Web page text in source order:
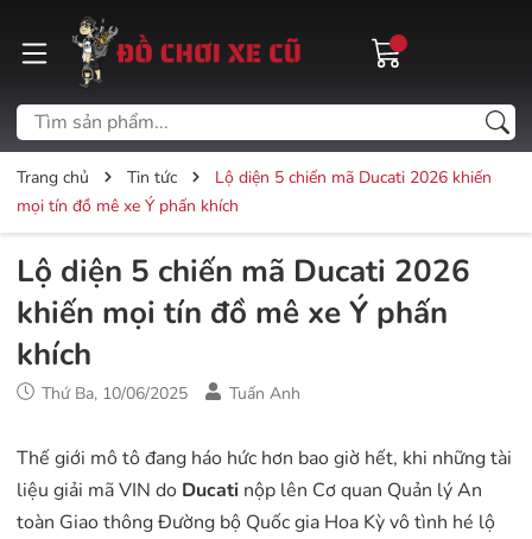
Trang chủ Tin tức
Lộ diện 5 chiến mã Ducati 2026 khiến
mọi tín đồ mê xe Ý phấn khích
Lộ diện 5 chiến mã Ducati 2026
khiến mọi tín đồ mê xe Ý phấn
khích
Thứ Ba, 10/06/2025 Tuấn Anh
Thế giới mô tô đang háo hức hơn bao giờ hết, khi những tài
liệu giải mã VIN do Ducati nộp lên Cơ quan Quản lý An
toàn Giao thông Đường bộ Quốc gia Hoa Kỳ vô tình hé lộ